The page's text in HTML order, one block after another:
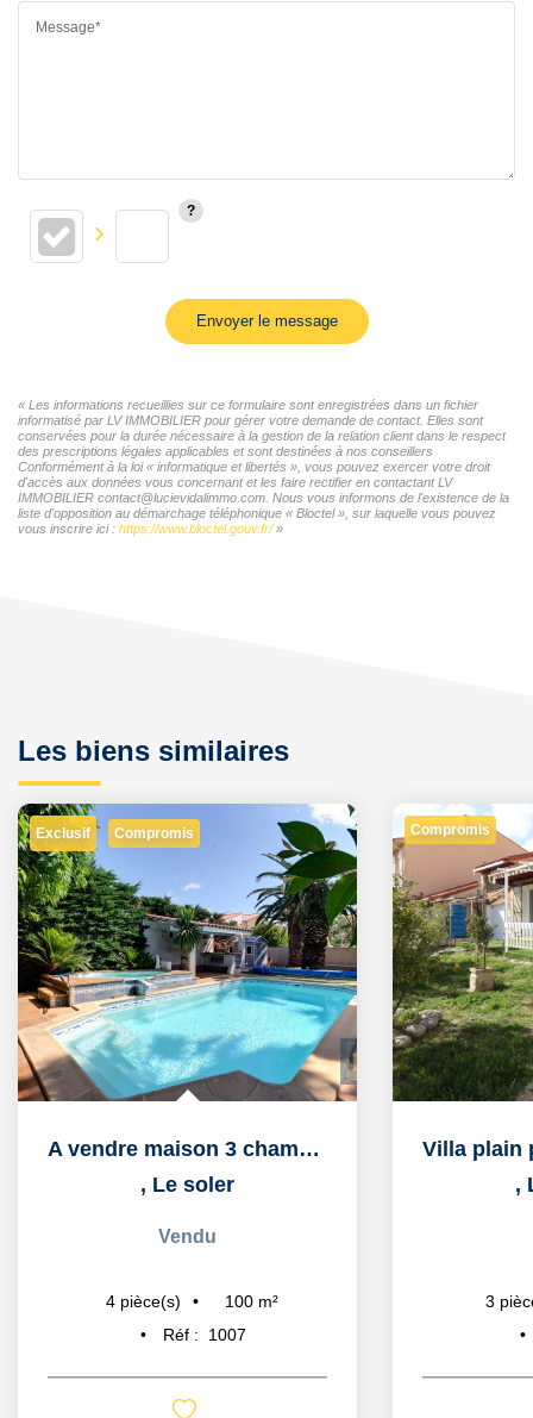
Message*
Envoyer le message
« Les informations recueillies sur ce formulaire sont enregistrées dans un fichier
informatisé par LV IMMOBILIER pour gérer votre demande de contact. Elles sont
conservées pour la durée nécessaire à la gestion de la relation client dans le respect
des prescriptions légales applicables et sont destinées à nos conseillers
Conformément à la loi « informatique et libertés », vous pouvez exercer votre droit
d'accès aux données vous concernant et les faire rectifier en contactant LV
IMMOBILIER contact@lucievidalimmo.com. Nous vous informons de l'existence de la
liste d'opposition au démarchage téléphonique « Bloctel », sur laquelle vous pouvez
vous inscrire ici : https://www.bloctel.gouv.fr/»
Les biens similaires
Exclusif Compromis
A vendre maison 3 chambres avec jardin arboré et piscine
, Le soler
Vendu
4 pièce(s) 100 m²
Réf :
1007
Compromis
,
3